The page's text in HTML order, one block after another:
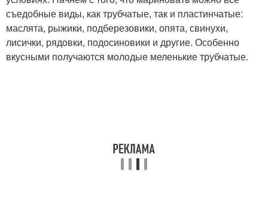
съедобные виды, как трубчатые, так и пластинчатые:
маслята, рыжики, подберезовики, опята, свинухи,
лисички, рядовки, подосиновики и другие. Особенно
вкусными получаются молодые меленькие трубчатые.